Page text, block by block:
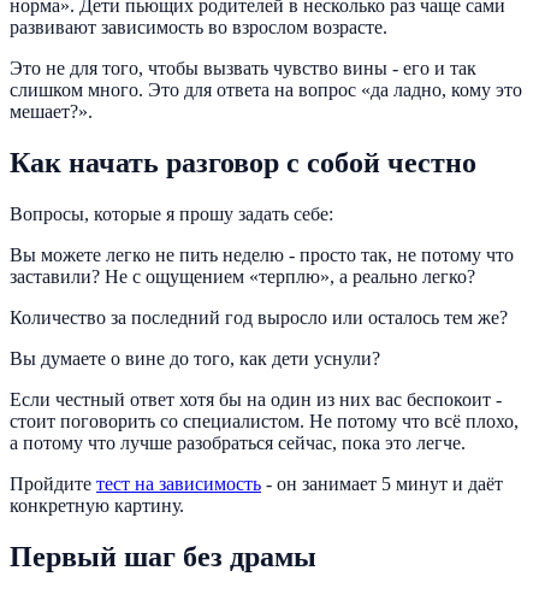
норма». Дети пьющих родителей в несколько раз чаще сами
развивают зависимость во взрослом возрасте.
Это не для того, чтобы вызвать чувство вины - его и так
слишком много. Это для ответа на вопрос «да ладно, кому это
мешает?».
Как начать разговор с собой честно
Вопросы, которые я прошу задать себе:
Вы можете легко не пить неделю - просто так, не потому что
заставили? Не с ощущением «терплю», а реально легко?
Количество за последний год выросло или осталось тем же?
Вы думаете о вине до того, как дети уснули?
Если честный ответ хотя бы на один из них вас беспокоит -
стоит поговорить со специалистом. Не потому что всё плохо,
а потому что лучше разобраться сейчас, пока это легче.
Пройдите тест на зависимость - он занимает 5 минут и даёт
конкретную картину.
Первый шаг без драмы